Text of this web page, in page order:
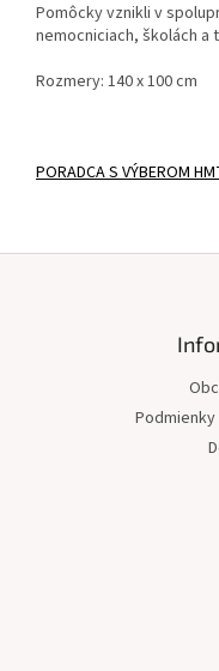
Pomôcky vznikli v
nemocniciach, školách
Rozmery: 140 x 100 cm
PORADCA S VÝBEROM